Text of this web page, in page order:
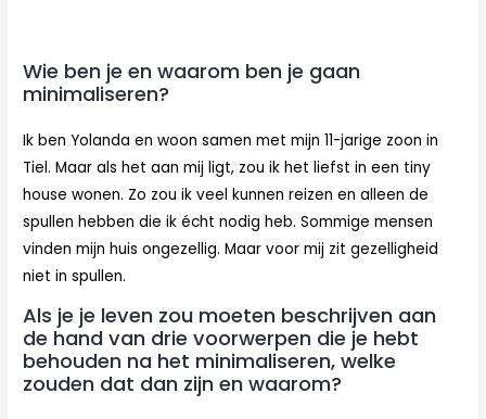
Wie ben je en waarom ben je gaan
minimaliseren?
Ik ben Yolanda en woon samen met mijn 11-jarige zoon in
Tiel. Maar als het aan mij ligt, zou ik het liefst in een tiny
house wonen. Zo zou ik veel kunnen reizen en alleen de
spullen hebben die ik écht nodig heb. Sommige mensen
vinden mijn huis ongezellig. Maar voor mij zit gezelligheid
niet in spullen.
Als je je leven zou moeten beschrijven aan
de hand van drie voorwerpen die je hebt
behouden na het minimaliseren, welke
zouden dat dan zijn en waarom?